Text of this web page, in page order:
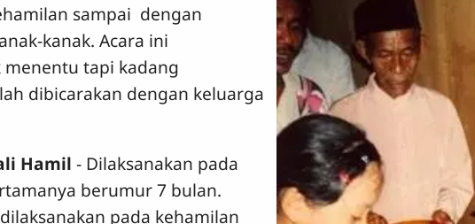
sampai dengan
kanak. Acara ini
tapi kadang
dibicarakan dengan keluarga
Hamil - Dilaksanakan pada
berumur 7 bulan.
pada kehamilan